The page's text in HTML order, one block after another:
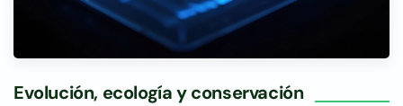
Evolución, ecología y conservación